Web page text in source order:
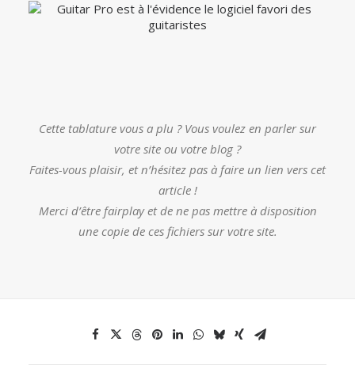
Cette tablature vous a plu ? Vous voulez en parler sur
votre site ou votre blog ?
Faites-vous plaisir, et n’hésitez pas à faire un lien vers cet
article !
Merci d’être fairplay et de ne pas mettre à disposition
une copie de ces fichiers sur votre site.